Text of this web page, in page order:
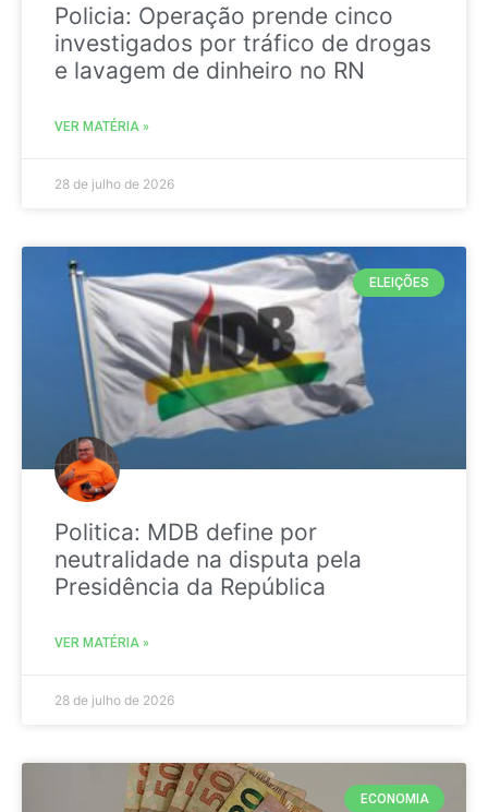
Policia: Operação prende cinco
investigados por tráfico de drogas
e lavagem de dinheiro no RN
VER MATÉRIA »
28 de julho de 2026
ELEIÇÕES
Politica: MDB define por
neutralidade na disputa pela
Presidência da República
VER MATÉRIA »
28 de julho de 2026
ECONOMIA